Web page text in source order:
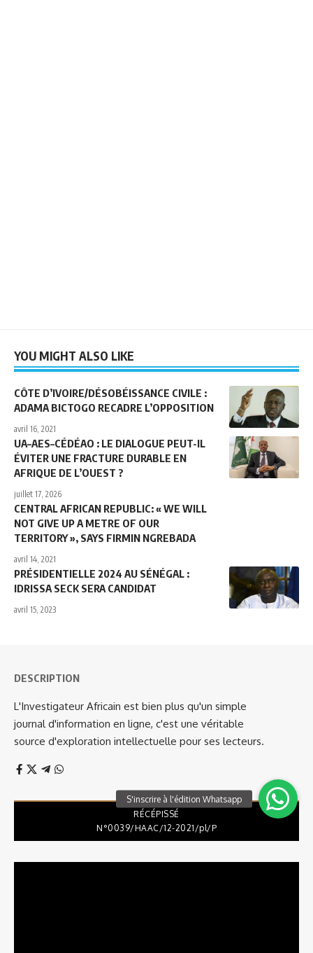
YOU MIGHT ALSO LIKE
CÔTE D’IVOIRE/DÉSOBÉISSANCE CIVILE :
ADAMA BICTOGO RECADRE L’OPPOSITION
avril 16, 2021
UA–AES–CÉDÉAO : LE DIALOGUE PEUT-IL
ÉVITER UNE FRACTURE DURABLE EN
AFRIQUE DE L’OUEST ?
juillet 17, 2026
CENTRAL AFRICAN REPUBLIC: « WE WILL
NOT GIVE UP A METRE OF OUR
TERRITORY », SAYS FIRMIN NGREBADA
avril 14, 2021
PRÉSIDENTIELLE 2024 AU SÉNÉGAL :
IDRISSA SECK SERA CANDIDAT
avril 15, 2023
DESCRIPTION
L'Investigateur Africain est bien plus qu'un simple
journal d'information en ligne, c'est une véritable
source d'exploration intellectuelle pour ses lecteurs.
RÉCÉPISSÉ
N°0039/HAAC/12-2021/pl/P